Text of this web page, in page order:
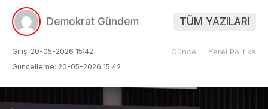
Demokrat Gündem TÜM YAZILARI
Giriş: 20-05-2026 15:42
Güncelleme: 20-05-2026 15:42
Güncel Yerel Politika